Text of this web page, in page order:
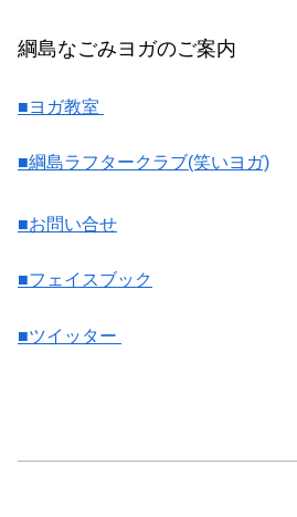
綱島なごみヨガのご案内
■ヨガ教室
■綱島ラフタークラブ(笑いヨガ)
■お問い合せ
■フェイスブック
■ツイッター